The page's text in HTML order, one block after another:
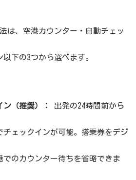
は、空港カウンター・自動チェッ
下の3つから選べます。
（推奨）： 出発の24時間前から
チェックインが可能。搭乗券をデジ
でのカウンター待ちを省略できま